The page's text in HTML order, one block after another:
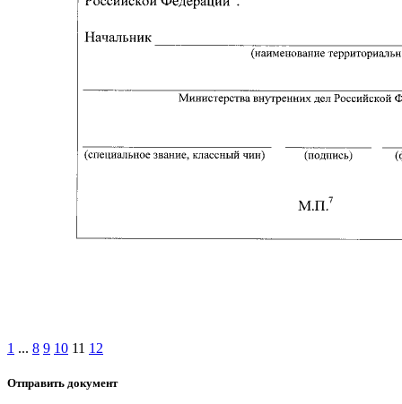
1 ... 8 9 10 11 12
Отправить документ